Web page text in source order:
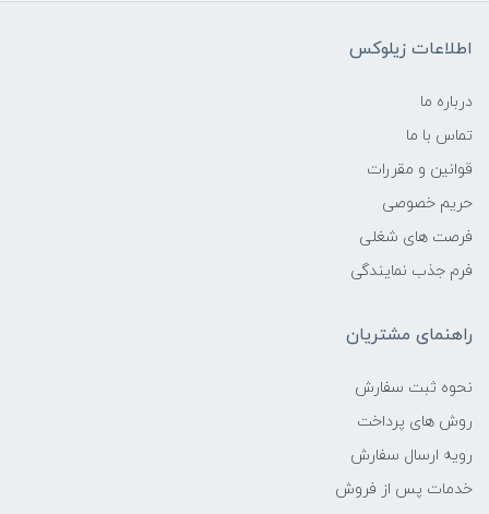
اطلاعات زیلوکس
درباره ما
تماس با ما
قوانین و مقررات
حریم خصوصی
فرصت های شغلی
فرم جذب نمایندگی
راهنمای مشتریان
نحوه ثبت سفارش
روش های پرداخت
رویه ارسال سفارش
خدمات پس از فروش